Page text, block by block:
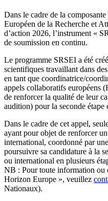
Dans le cadre de la
Européen de la Recherche et
d’action 2026, l’instrument «
de soumission en continu.
Le programme SRSEI a été
scientifiques travaillant dans
en tant que coordinatrice/
appels collaboratifs européens
de renforcer la qualité de leur
audition) pour la seconde étape
Dans le cadre de cet appel,
ayant pour objet de renforcer
international, coordonné par
poursuivre sa candidature à la
ou international en plusieurs
NB : Pour toute information ou
Horizon Europe », veuillez
Nationaux).